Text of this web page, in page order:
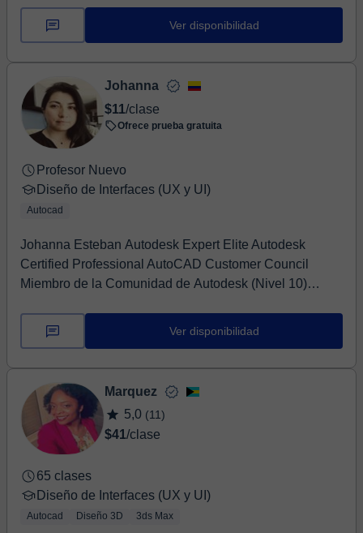
Ver disponibilidad
Johanna
$11/clase
Ofrece prueba gratuita
Profesor Nuevo
Diseño de Interfaces (UX y UI)
Autocad
Johanna Esteban Autodesk Expert Elite Autodesk
Certified Professional AutoCAD Customer Council
Miembro de la Comunidad de Autodesk (Nivel 10)
Ver disponibilidad
Marquez
5,0 (11)
$41/clase
65 clases
Diseño de Interfaces (UX y UI)
Autocad Diseño 3D 3ds Max